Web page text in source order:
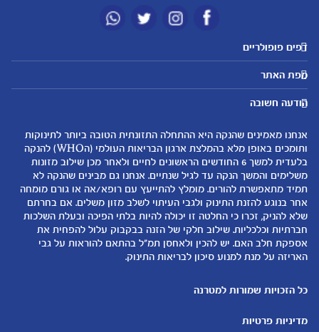
דפים פופולריים
מטרנה לשירותכם
היועצות שלנו
שאלות נפוצות
אודות
لموقع متيرنا باللغة العربية
מועדון מטרנה
רכישת מוצרים
המוצרים שלנו
קופונים
מפת האתר
אבני דרך
לקראת הריון
0-6 חודשים
6-12 חודשים
12-24 חודשים
נושאים
שמות לתינוקות
התפתחות התינוק
תזונת תינוקות
טיפול בתינוק
הנקה
להיות הורים
מחשבון ביוץ
מחשבון שמות
הודעה חשובה
אנחנו מאמינים שהנקה היא ההתחלה התזונתית הטובה ביותר לתינוקות
ותומכים באופן מלא בהמלצת ארגון הבריאות העולמי (הWHO) להנקה
בלעדית למשך 6 החודשים הראשונים לחיים ולאחר מכן שילוב מזונות
משלימים והמשך הנקה עד לגיל שנתיים. אנחנו גם מבינים שהנקה לא
תמיד מתאפשרת להורים. מומלץ להתייעץ עם רופא/אה או גורם מומחה
אחר בנוגע להזנת התינוק ולגבי העיתוי לשלב מזון משלים. אם בחרתם
שלא להניק, זכרו כי החלטה זו יכולה להיות בלתי הפיכה ובעלת השלכות
חברתיות וכלכליות. שילוב חלקי של הזנה בבקבוק עלול להפחית את
אספקת חלב האם. יש להכין ולאחסן תמ"ל בהתאם להוראות על גבי
האריזה על מנת למנוע סיכון לבריאות התינוק.
כל הזכויות שמורות למטרנה
מדיניות פרטיות